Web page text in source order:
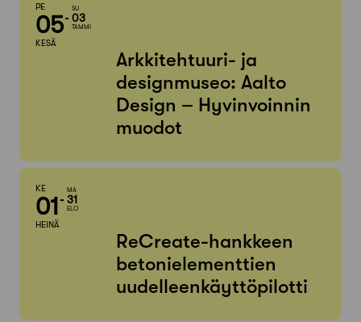
PE
05
KESÄ
SU
03
TAMMI
Arkkitehtuuri- ja
designmuseo: Aalto
Design – Hyvinvoinnin
muodot
KE
01
HEINÄ
MA
31
ELO
ReCreate-hankkeen
betonielementtien
uudelleenkäyttöpilotti